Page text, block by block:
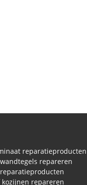
reparatieproducten
repareren
kozijnen repareren